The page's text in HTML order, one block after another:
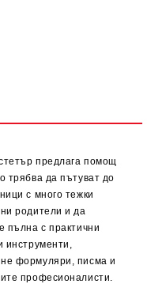
предлага помощ
трябва да пътуват до
с много тежки
родители и да
пълна с практични
инструменти,
формуляри, писма и
професионалисти.